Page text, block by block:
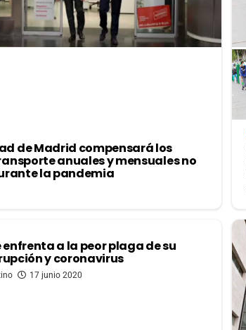
de Madrid compensará los
anuales y mensuales no
la pandemia
a la peor plaga de su
y coronavirus
17 junio 2020